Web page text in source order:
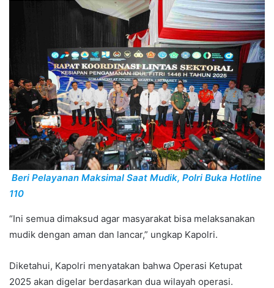
Beri Pelayanan Maksimal Saat Mudik, Polri Buka Hotline
110
“Ini semua dimaksud agar masyarakat bisa melaksanakan
mudik dengan aman dan lancar,” ungkap Kapolri.
Diketahui, Kapolri menyatakan bahwa Operasi Ketupat
2025 akan digelar berdasarkan dua wilayah operasi.